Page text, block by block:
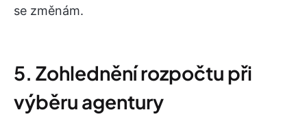
se změnám.
5. Zohlednění rozpočtu při
výběru agentury